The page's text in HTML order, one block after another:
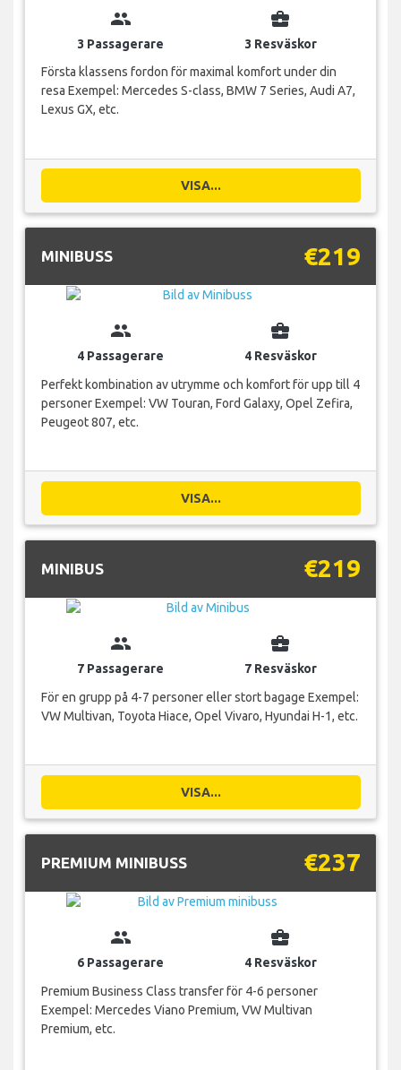
group
3 Passagerare
business_center
3 Resväskor
Första klassens fordon för maximal komfort under din
resa Exempel: Mercedes S-class, BMW 7 Series, Audi A7,
Lexus GX, etc.
VISA...
MINIBUSS €219
group
4 Passagerare
business_center
4 Resväskor
Perfekt kombination av utrymme och komfort för upp till 4
personer Exempel: VW Touran, Ford Galaxy, Opel Zefira,
Peugeot 807, etc.
VISA...
MINIBUS €219
group
7 Passagerare
business_center
7 Resväskor
För en grupp på 4-7 personer eller stort bagage Exempel:
VW Multivan, Toyota Hiace, Opel Vivaro, Hyundai H-1, etc.
VISA...
PREMIUM MINIBUSS €237
group
6 Passagerare
business_center
4 Resväskor
Premium Business Class transfer för 4-6 personer
Exempel: Mercedes Viano Premium, VW Multivan
Premium, etc.